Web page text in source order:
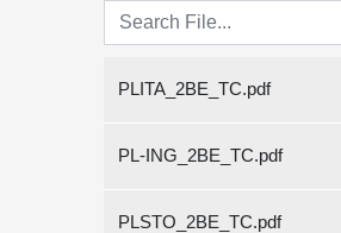
PLITA_2BE_TC.pdf
PL-ING_2BE_TC.pdf
PLSTO_2BE_TC.pdf